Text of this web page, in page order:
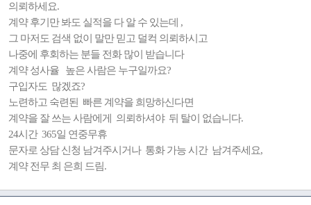
의뢰하세요.
계약 후기만 봐도 실적을 다 알 수 있는데 ,
그 마저도 검색 없이 말만 믿고 덜컥 의뢰하시고
나중에 후회하는 분들 전화 많이 받습니다
계약 성사율 높은 사람은 누구일까요?
구입자도 많겠죠?
노련하고 숙련된 빠른 계약을 희망하신다면
계약을 잘 쓰는 사람에게 의뢰하셔야 뒤 탈이 없습니다.
24시간 365일 연중무휴
문자로 상담 신청 남겨주시거나 통화 가능 시간 남겨주세요,
계약 전무 최 은희 드림.